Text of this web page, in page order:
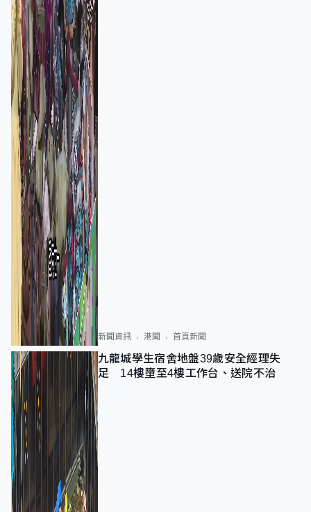
新聞資訊 港聞 首頁新聞
九龍城學生宿舍地盤39歲安全經理失
足 14樓墮至4樓工作台、送院不治